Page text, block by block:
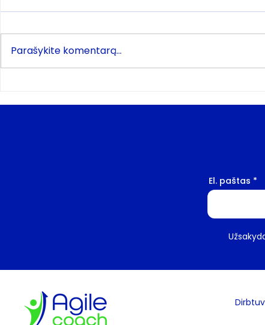
žemėlapis. Kaip išsirinkti
kodėl
Parašykite komentarą...
El. paštas